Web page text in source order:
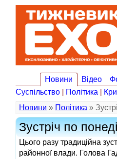
Новини Відео
Суспільство
Політика
Новини » Політика »
Зустріч по
Цього разу традиційна
районної влади. Голова